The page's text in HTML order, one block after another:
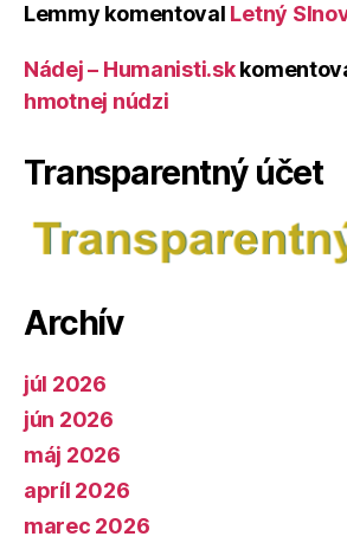
Lemmy komentoval Letný
Nádej – Humanisti.sk
hmotnej núdzi
Transparentný účet
Archív
júl 2026
jún 2026
máj 2026
apríl 2026
marec 2026